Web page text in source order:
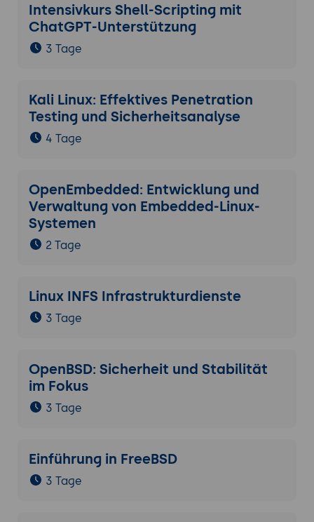
Intensivkurs Shell-Scripting mit
ChatGPT-Unterstützung
3 Tage
Kali Linux: Effektives Penetration
Testing und Sicherheitsanalyse
4 Tage
OpenEmbedded: Entwicklung und
Verwaltung von Embedded-Linux-
Systemen
2 Tage
Linux INFS Infrastrukturdienste
3 Tage
OpenBSD: Sicherheit und Stabilität
im Fokus
3 Tage
Einführung in FreeBSD
3 Tage